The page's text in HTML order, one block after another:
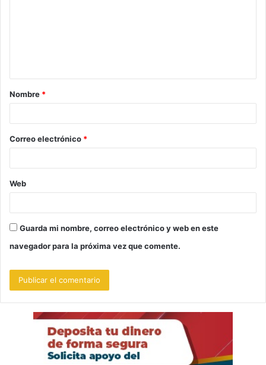
a
r
*
Nombre *
Correo electrónico *
Web
Guarda mi nombre, correo electrónico y web en este
navegador para la próxima vez que comente.